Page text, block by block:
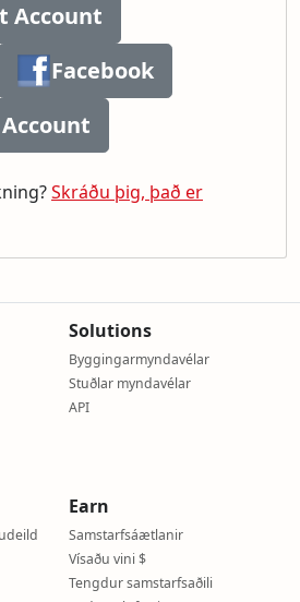
Account
Facebook
Skráðu þig, það er
Solutions
Byggingarmyndavélar
Stuðlar myndavélar
API
Earn
Samstarfsáætlanir
Vísaðu vini $
Tengdur samstarfsaðili